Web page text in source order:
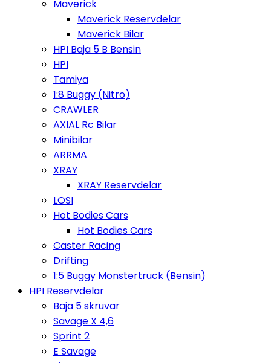
Maverick
Maverick Reservdelar
Maverick Bilar
HPI Baja 5 B Bensin
HPI
Tamiya
1:8 Buggy (Nitro)
CRAWLER
AXIAL Rc Bilar
Minibilar
ARRMA
XRAY
XRAY Reservdelar
LOSI
Hot Bodies Cars
Hot Bodies Cars
Caster Racing
Drifting
1:5 Buggy Monstertruck (Bensin)
HPI Reservdelar
Baja 5 skruvar
Savage X 4,6
Sprint 2
E Savage